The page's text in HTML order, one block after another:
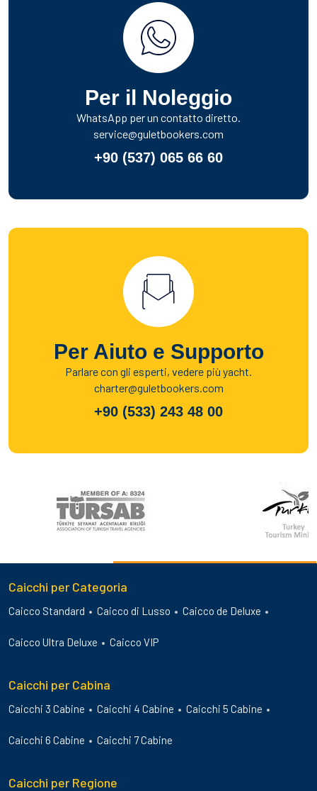
Per il Noleggio
WhatsApp per un contatto diretto.
service@guletbookers.com
+90 (537) 065 66 60
Per Aiuto e Supporto
Parlare con gli esperti, vedere più yacht.
charter@guletbookers.com
+90 (533) 243 48 00
Caicchi per Categoria
Caicco Standard Caicco di Lusso Caicco de Deluxe
Caicco Ultra Deluxe Caicco VIP
Caicchi per Cabina
Caicchi 3 Cabine Caicchi 4 Cabine Caicchi 5 Cabine
Caicchi 6 Cabine Caicchi 7 Cabine
Caicchi per Regione